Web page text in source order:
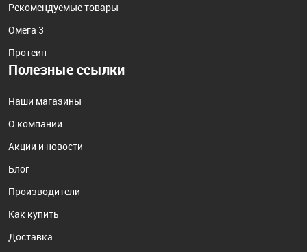
Рекомендуемые товары
Омега 3
Протеин
Полезные ссылки
Наши магазины
О компании
Акции и новости
Блог
Производители
Как купить
Доставка